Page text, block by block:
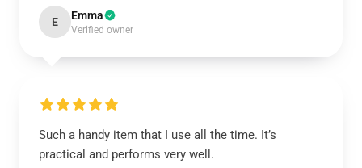
E Emma
Verified owner
Such a handy item that I use all the time. It’s
practical and performs very well.